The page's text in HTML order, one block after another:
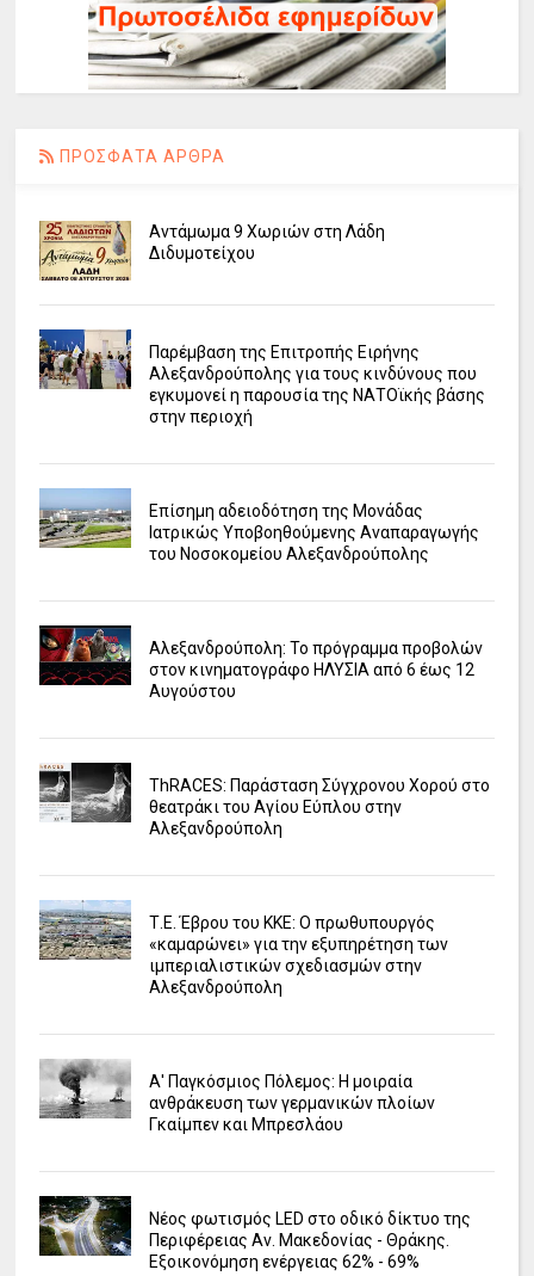
ΠΡΟΣΦΑΤΑ ΑΡΘΡΑ
Αντάμωμα 9 Χωριών στη Λάδη
Διδυμοτείχου
Παρέμβαση της Επιτροπής Ειρήνης
Αλεξανδρούπολης για τους κινδύνους που
εγκυμονεί η παρουσία της ΝΑΤΟϊκής βάσης
στην περιοχή
Επίσημη αδειοδότηση της Μονάδας
Ιατρικώς Υποβοηθούμενης Αναπαραγωγής
του Νοσοκομείου Αλεξανδρούπολης
Αλεξανδρούπολη: Το πρόγραμμα προβολών
στον κινηματογράφο ΗΛΥΣΙΑ από 6 έως 12
Αυγούστου
ΤhRACES: Παράσταση Σύγχρονου Χορού στο
θεατράκι του Αγίου Εύπλου στην
Αλεξανδρούπολη
Τ.Ε. Έβρου του ΚΚΕ: Ο πρωθυπουργός
«καμαρώνει» για την εξυπηρέτηση των
ιμπεριαλιστικών σχεδιασμών στην
Αλεξανδρούπολη
Α' Παγκόσμιος Πόλεμος: Η μοιραία
ανθράκευση των γερμανικών πλοίων
Γκαίμπεν και Μπρεσλάου
Νέος φωτισμός LED στο οδικό δίκτυο της
Περιφέρειας Αν. Μακεδονίας - Θράκης.
Εξοικονόμηση ενέργειας 62% - 69%